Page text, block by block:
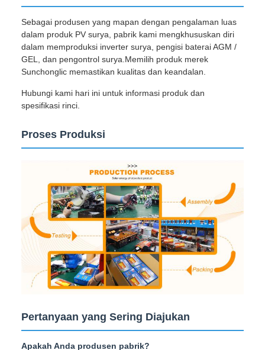
Sebagai produsen yang mapan dengan pengalaman luas
dalam produk PV surya, pabrik kami mengkhususkan diri
dalam memproduksi inverter surya, pengisi baterai AGM /
GEL, dan pengontrol surya.Memilih produk merek
Sunchonglic memastikan kualitas dan keandalan.
Hubungi kami hari ini untuk informasi produk dan
spesifikasi rinci.
Proses Produksi
Pertanyaan yang Sering Diajukan
Apakah Anda produsen pabrik?